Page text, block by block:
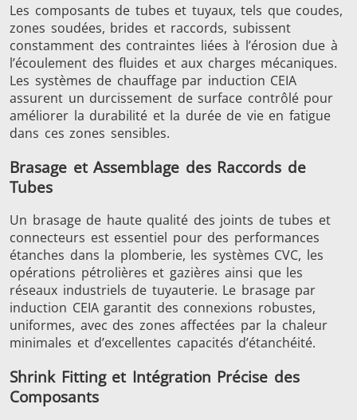
Série SH
Têtes de
chauffe
Aérospatiale Automobile
données
Énergie verte Fil et câble
Les composants de tubes et tuyaux, tels que coudes,
zones soudées, brides et raccords, subissent
constamment des contraintes liées à l’érosion due à
l’écoulement des fluides et aux charges mécaniques.
Les systèmes de chauffage par induction CEIA
assurent un durcissement de surface contrôlé pour
améliorer la durabilité et la durée de vie en fatigue
dans ces zones sensibles.
Brasage et Assemblage des Raccords de
Tubes
Un brasage de haute qualité des joints de tubes et
connecteurs est essentiel pour des performances
étanches dans la plomberie, les systèmes CVC, les
opérations pétrolières et gazières ainsi que les
réseaux industriels de tuyauterie. Le brasage par
induction CEIA garantit des connexions robustes,
uniformes, avec des zones affectées par la chaleur
minimales et d’excellentes capacités d’étanchéité.
Shrink Fitting et Intégration Précise des
Composants